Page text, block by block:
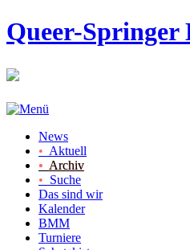
Queer-Springer
News
• Aktuell
• Archiv
• Suche
Das sind wir
Kalender
BMM
Turniere